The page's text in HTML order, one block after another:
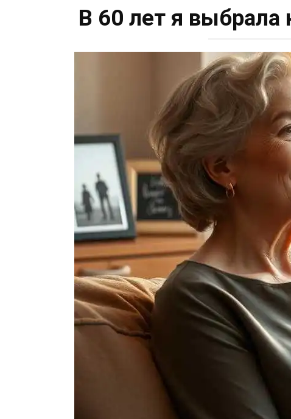
В 60 лет я